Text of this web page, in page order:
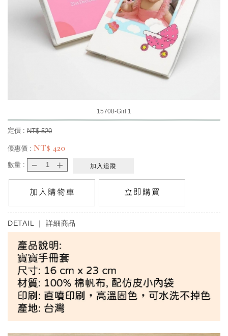
15708-Girl 1
定價 : NT$ 520
優惠價 : NT$ 420
數量 : － ＋ 加入追蹤
DETAIL ｜詳細商品